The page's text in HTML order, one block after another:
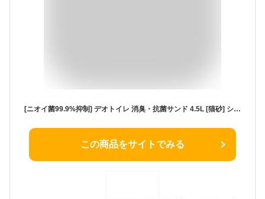
[ニオイ菌99.9%抑制] デオトイレ 消臭・抗菌サンド 4.5L [猫砂] システムトイレ 猫用【Amazon.co.jp限定】
この商品をサイトでみる